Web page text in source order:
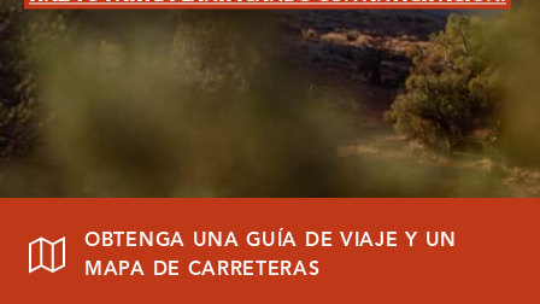
OBTENGA UNA GUÍA DE VIAJE Y UN
MAPA DE CARRETERAS